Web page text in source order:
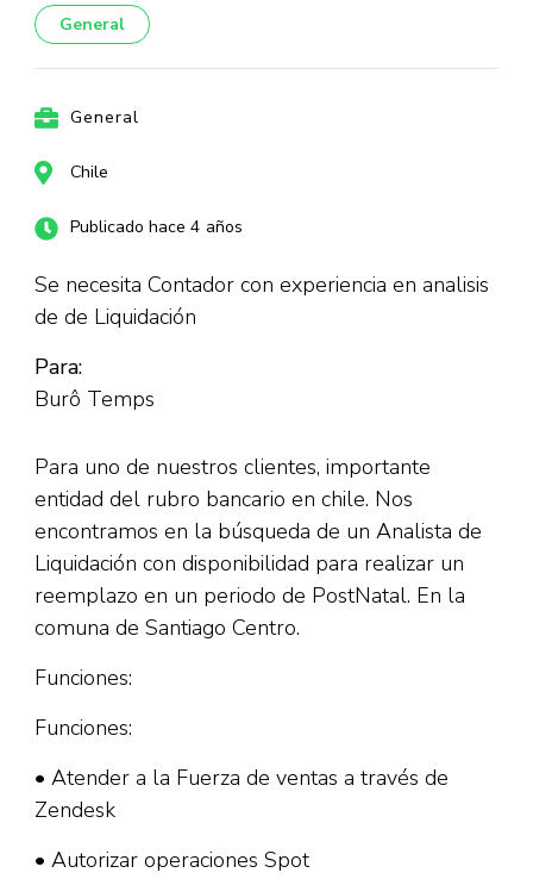
General
General
Chile
Publicado hace 4 años
Se necesita Contador con experiencia en analisis
de de Liquidación
Para:
Burô Temps
Para uno de nuestros clientes, importante
entidad del rubro bancario en chile. Nos
encontramos en la búsqueda de un Analista de
Liquidación con disponibilidad para realizar un
reemplazo en un periodo de PostNatal. En la
comuna de Santiago Centro.
Funciones:
Funciones:
• Atender a la Fuerza de ventas a través de
Zendesk
• Autorizar operaciones Spot